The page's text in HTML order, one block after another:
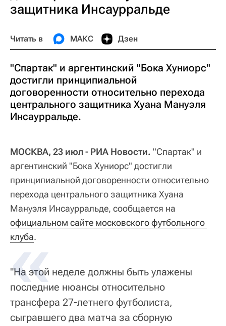
защитника Инсаурральде
Читать в МАКС Дзен
"Спартак" и аргентинский "Бока Хуниорс"
достигли принципиальной
договоренности относительно перехода
центрального защитника Хуана Мануэля
Инсаурральде.
МОСКВА, 23 июл - РИА Новости. "Спартак" и
аргентинский "Бока Хуниорс" достигли
принципиальной договоренности относительно
перехода центрального защитника Хуана
Мануэля Инсаурральде, сообщается на
официальном сайте московского футбольного
клуба.
"На этой неделе должны быть улажены
последние нюансы относительно
трансфера 27-летнего футболиста,
сыгравшего два матча за сборную